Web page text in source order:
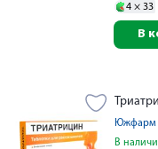
4 × 33
В
В